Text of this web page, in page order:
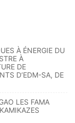
À ÉNERGIE DU
À
DE
D’EDM-SA, DE
LES FAMA